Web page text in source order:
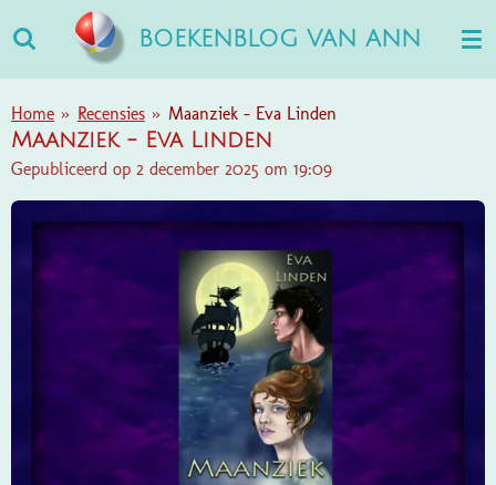
direct
naar
de
hoofdinhoud
BOEKENBLOG VAN ANN
Home » Recensies » Maanziek - Eva Linden
Maanziek - Eva Linden
Gepubliceerd op 2 december 2025 om 19:09